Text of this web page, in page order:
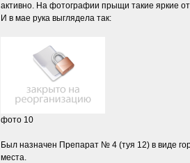
активно. На фотографии прыщи такие яркие
И в мае рука выглядела так:
фото 10
Был назначен Препарат № 4 (туя 12) в виде
места.